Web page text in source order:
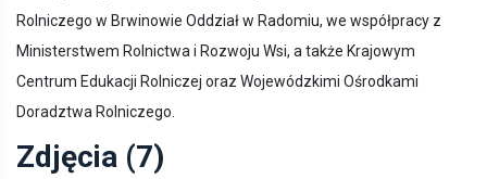
Rolniczego w Brwinowie Oddział w Radomiu, we współpracy z
Ministerstwem Rolnictwa i Rozwoju Wsi, a także Krajowym
Centrum Edukacji Rolniczej oraz Wojewódzkimi Ośrodkami
Doradztwa Rolniczego.
Zdjęcia (7)